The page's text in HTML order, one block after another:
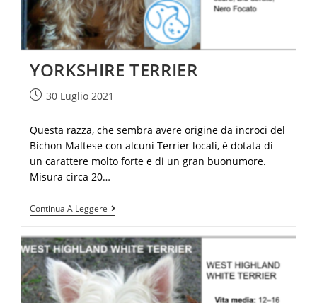
YORKSHIRE TERRIER
30 Luglio 2021
Questa razza, che sembra avere origine da incroci del
Bichon Maltese con alcuni Terrier locali, è dotata di
un carattere molto forte e di un gran buonumore.
Misura circa 20…
Continua A Leggere